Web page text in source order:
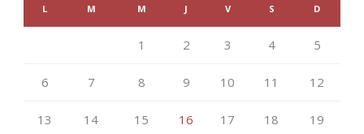
L M M J V S D
1 2 3 4 5
6 7 8 9 10 11 12
13 14 15 16 17 18 19